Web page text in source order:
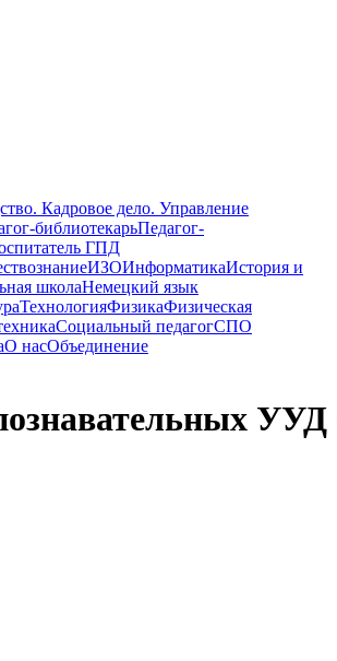
Кадровое дело. Управление
библиотекарьПедагог-
ГПД
ИЗОИнформатикаИстория и
школаНемецкий язык
ТехнологияФизикаФизическая
Социальный педагогСПО
О насОбъединение